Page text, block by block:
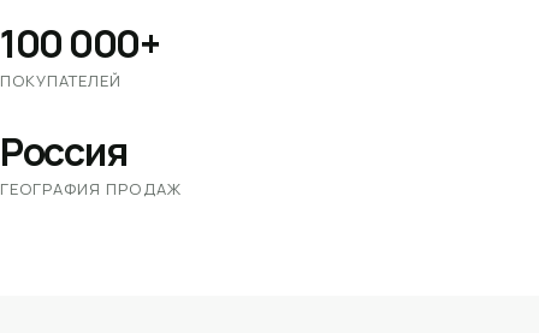
100 000+
ПОКУПАТЕЛЕЙ
Россия
ГЕОГРАФИЯ ПРОДАЖ